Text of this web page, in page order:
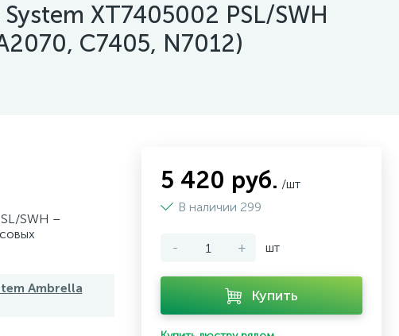
XT7405002 PSL/SWH
C7405, N7012)
SWH –
Ambrella
5 420 руб. /шт
В наличии 299
- + шт
Купить